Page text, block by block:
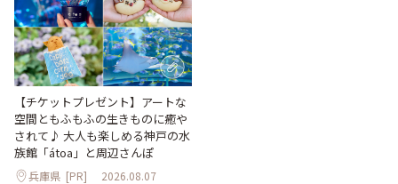
【チケットプレゼント】アートな
空間ともふもふの生きものに癒や
されて♪ 大人も楽しめる神戸の水
族館「átoa」と周辺さんぽ
兵庫県 [PR] 2026.08.07